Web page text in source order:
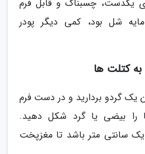
یکدست، چسبناک و قابل فرم
شل بود، کمی دیگر پودر
کتلت ها
یک گردو بردارید و در دست فرم
را بیضی یا گرد شکل دهید.
سانتی متر باشد تا مغزپخت